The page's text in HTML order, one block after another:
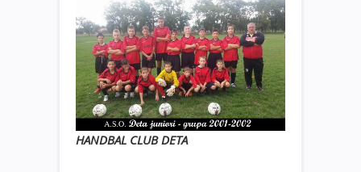
HANDBAL CLUB DETA